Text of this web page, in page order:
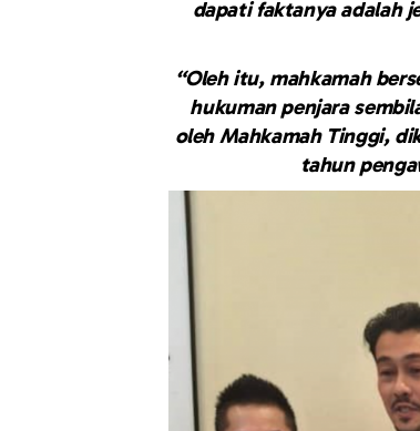
dapati faktanya adalah
“Oleh itu, mahkamah
hukuman penjara
oleh Mahkamah Tinggi,
tahun